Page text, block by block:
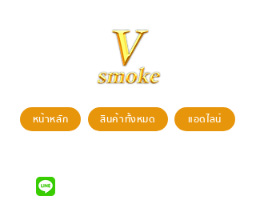
หน้าหลัก แอดไลน์
สินค้าทั้งหมด